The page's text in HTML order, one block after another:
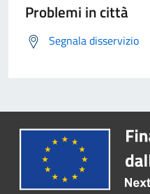
Problemi in città
Segnala disservizio